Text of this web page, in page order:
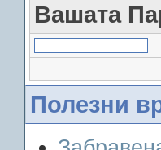
Вашата
Полезни